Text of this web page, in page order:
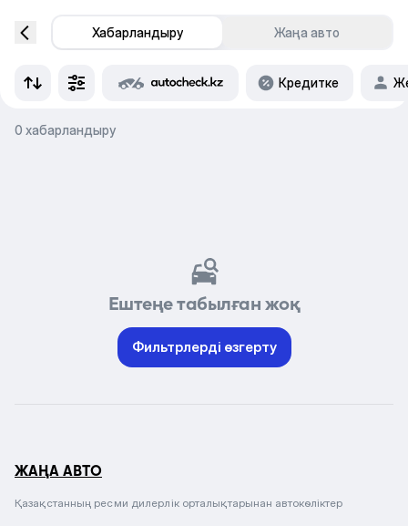
Хабарландыру Жаңа авто
Кредитке
0 хабарландыру
Ештеңе табылған жоқ
Фильтрлерді өзгерту
ЖАҢА АВТО
Қазақстанның ресми дилерлік орталықтарынан автокөліктер